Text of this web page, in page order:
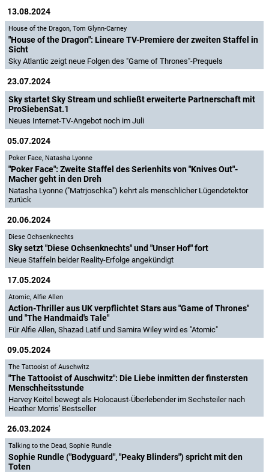
13.08.2024
House of the Dragon, Tom Glynn-Carney
"House of the Dragon": Lineare TV-Premiere der zweiten Staffel in
Sicht
Sky Atlantic zeigt neue Folgen des "Game of Thrones"-Prequels
23.07.2024
Sky startet Sky Stream und schließt erweiterte Partnerschaft mit
ProSiebenSat.1
Neues Internet-TV-Angebot noch im Juli
05.07.2024
Poker Face, Natasha Lyonne
"Poker Face": Zweite Staffel des Serienhits von "Knives Out"-
Macher geht in den Dreh
Natasha Lyonne ("Matrjoschka") kehrt als menschlicher Lügendetektor
zurück
20.06.2024
Diese Ochsenknechts
Sky setzt "Diese Ochsenknechts" und "Unser Hof" fort
Neue Staffeln beider Reality-Erfolge angekündigt
17.05.2024
Atomic, Alfie Allen
Action-Thriller aus UK verpflichtet Stars aus "Game of Thrones"
und "The Handmaid's Tale"
Für Alfie Allen, Shazad Latif und Samira Wiley wird es "Atomic"
09.05.2024
The Tattooist of Auschwitz
"The Tattooist of Auschwitz": Die Liebe inmitten der finstersten
Menschheitsstunde
Harvey Keitel bewegt als Holocaust-Überlebender im Sechsteiler nach
Heather Morris' Bestseller
26.03.2024
Talking to the Dead, Sophie Rundle
Sophie Rundle ("Bodyguard", "Peaky Blinders") spricht mit den
Toten